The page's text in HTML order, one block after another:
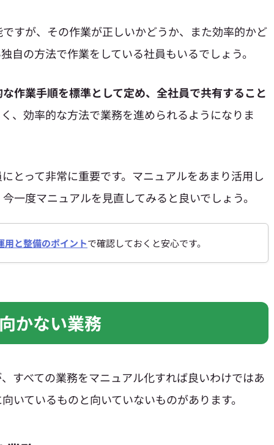
すが、その作業が正しいかどうか、また効率的かど
自の方法で作業をしている社員もいるでしょう。
作業手順を標準として定め、全社員で共有すること
、効率的な方法で業務を進められるようになりま
とって非常に重要です。マニュアルをあまり活用し
一度マニュアルを見直してみると良いでしょう。
用と整備のポイントで確認しておくと安心です。
かない業務
すべての業務をマニュアル化すれば良いわけではあ
いているものと向いていないものがあります。